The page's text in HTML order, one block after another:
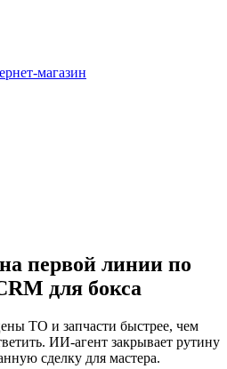
магазин
первой линии по
для бокса
ТО и запчасти быстрее, чем
ИИ-агент закрывает рутину
сделку для мастера.